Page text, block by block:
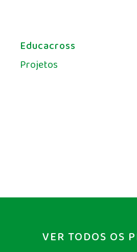
Educacross
Projetos
VER TODOS OS